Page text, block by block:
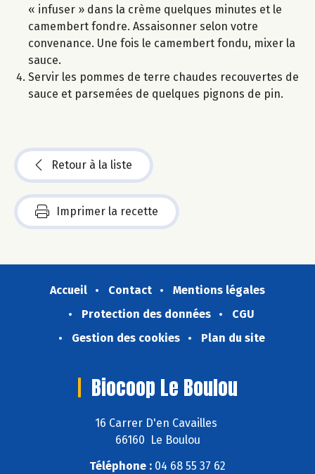
« infuser » dans la crème quelques minutes et le
camembert fondre. Assaisonner selon votre
convenance. Une fois le camembert fondu, mixer la
sauce.
Servir les pommes de terre chaudes recouvertes de
sauce et parsemées de quelques pignons de pin.
Retour à la liste
Imprimer la recette
Accueil Contact
Mentions légales
Protection des données
CGU
Gestion des cookies
Plan du site
Biocoop Le Boulou
16 Carrer D'en Cavailles
66160 Le Boulou
Téléphone : 04 68 55 37 62